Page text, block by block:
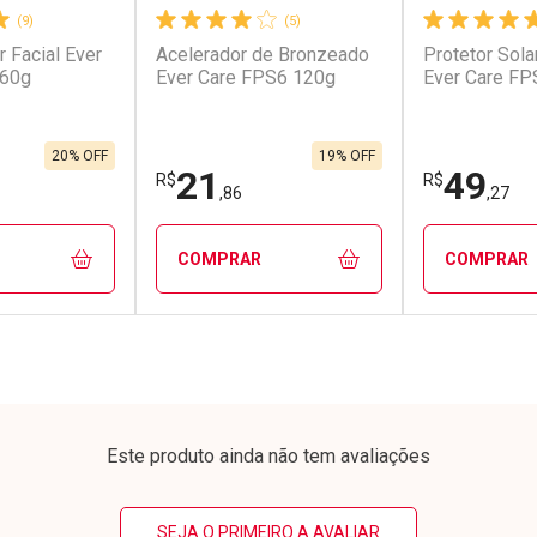
cada
cada
Ativar Desconto
Por R$ 50,00/cada
Por R$ 50,00/cada
Ativar
Por R$
Por R$
(9)
Facial Ever
20% OFF
(5)
Acelerador de Bronzeado
Ever Care FPS6 120g
R$21 ,86
19% OFF
COMPRAR
Protetor
Ever Care
R$49,27
COMPRAR
Este produto ainda não tem avaliações
SEJA O PRIMEIRO A AVALIAR